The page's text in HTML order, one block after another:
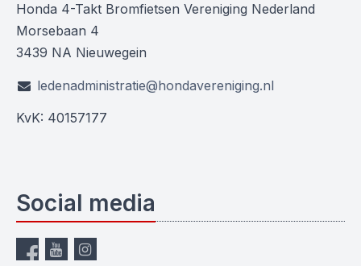
Honda 4-Takt Bromfietsen Vereniging Nederland
Morsebaan 4
3439 NA Nieuwegein
ledenadministratie@hondavereniging.nl
KvK: 40157177
Social media